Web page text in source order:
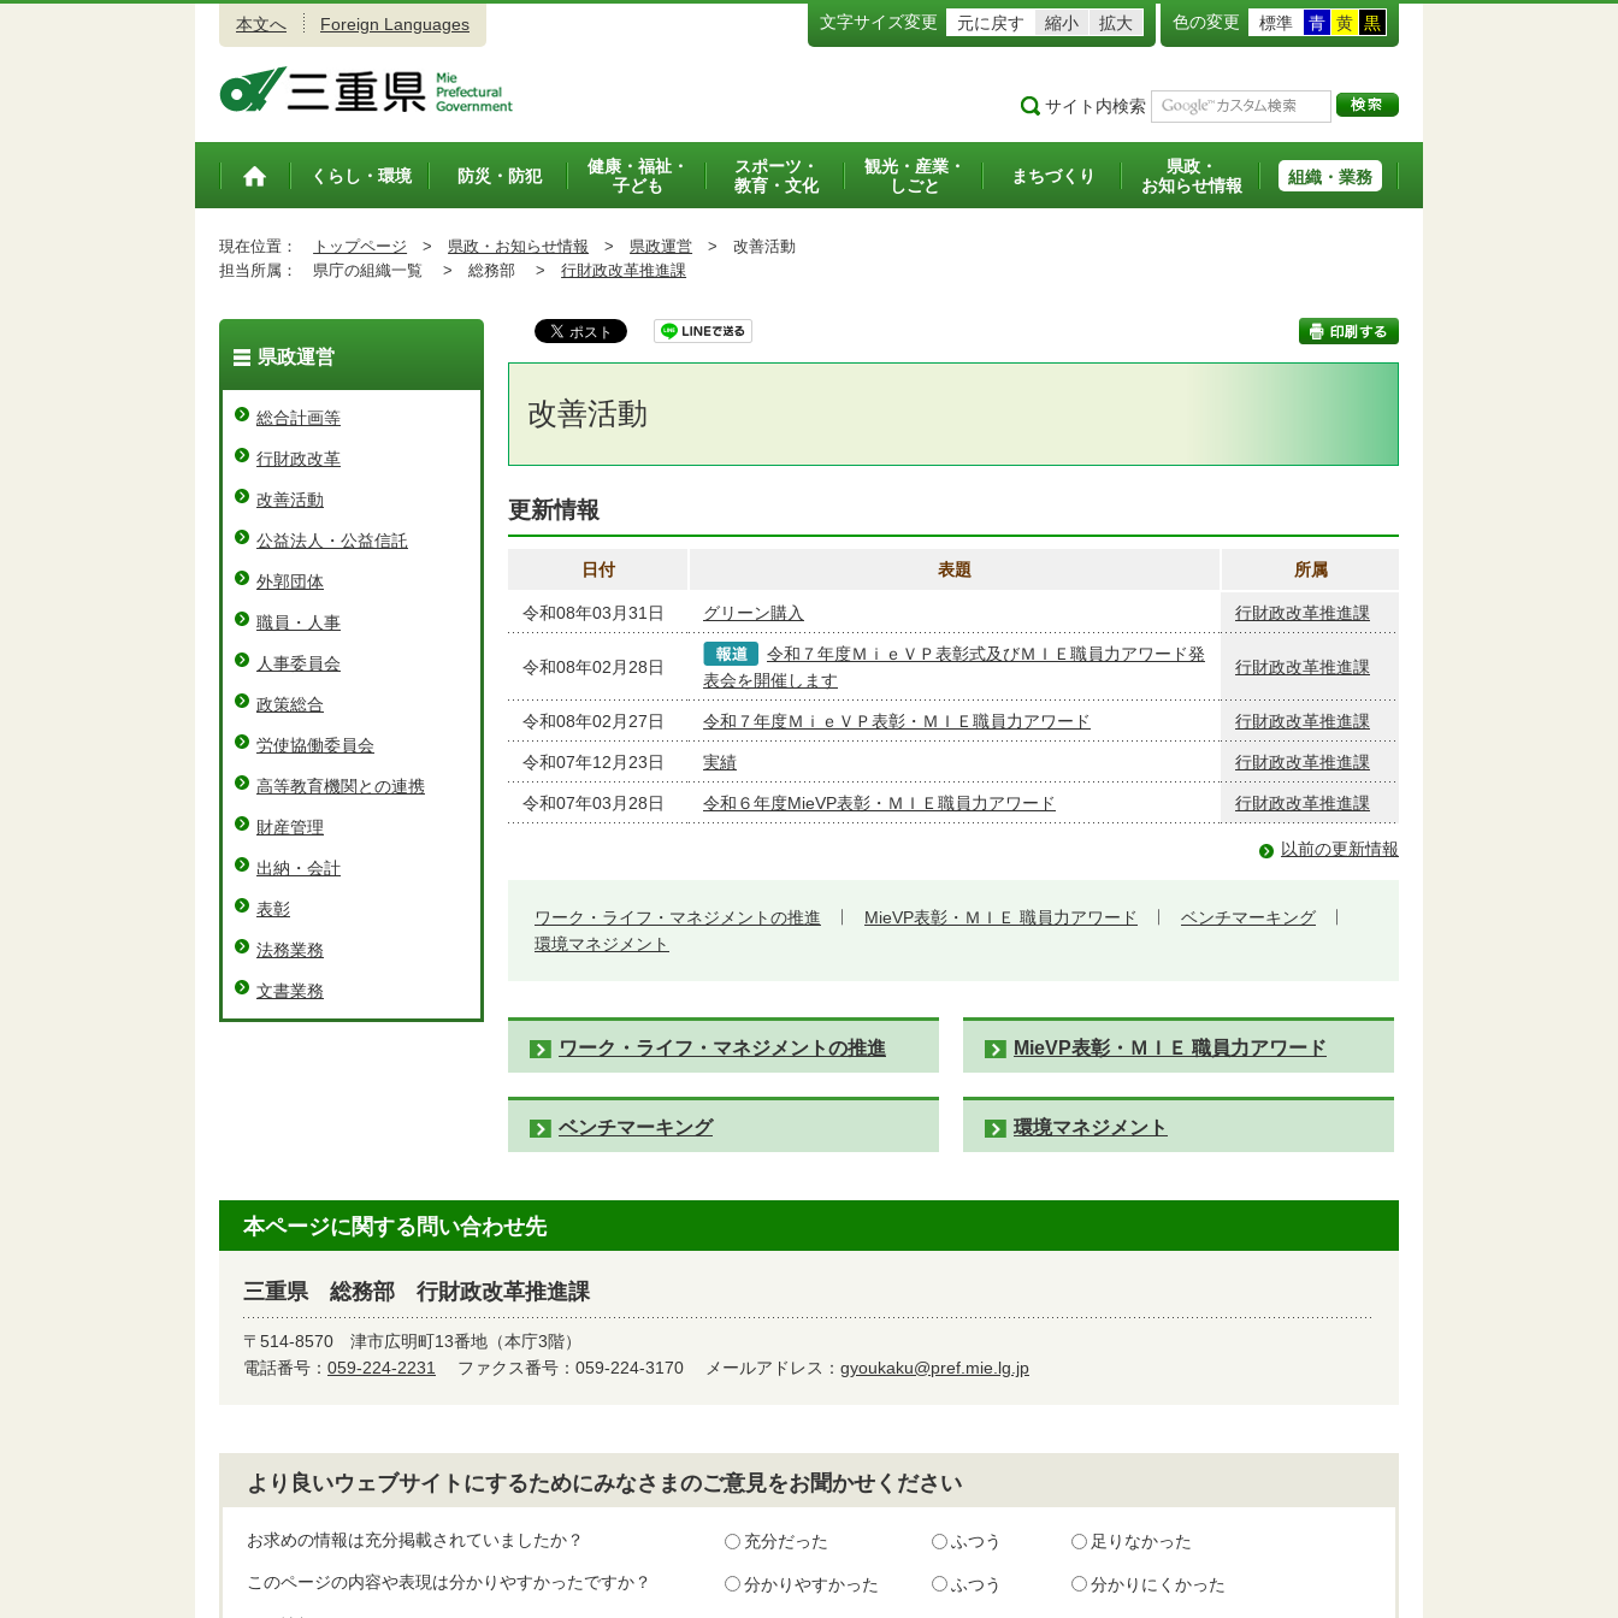
本文へ Foreign Languages 文字サイズ変更 元に戻す 縮小 拡大 色の変更 標準 青 黄 黒
サイト内検索
トップペ
くらし・環境 防災・防犯
健康・福祉・
子ども
スポーツ・
教育・文化
観光・産業・
しごと
まちづくり
県政・
お知らせ情報
組織・業務
現在位置： トップページ > 県政・お知らせ情報 > 県政運営 > 改善活動
担当所属：
県庁の組織一覧 > 総務部 > 行財政改革推進課
改善活動
更新情報
日付 表題 所属
令和08年03月31日 グリーン購入 行財政改革推進課
令和08年02月28日
令和７年度ＭｉｅＶＰ表彰式及びＭＩＥ職員力アワード発
表会を開催します
行財政改革推進課
令和08年02月27日 令和７年度ＭｉｅＶＰ表彰・ＭＩＥ職員力アワード 行財政改革推進課
令和07年12月23日 実績 行財政改革推進課
令和07年03月28日 令和６年度MieVP表彰・ＭＩＥ職員力アワード 行財政改革推進課
以前の更新情報
ワーク・ライフ・マネジメントの推進 MieVP表彰・ＭＩＥ 職員力アワード
ベンチマーキング
環境マネジメント
ワーク・ライフ・マネジメントの推進 MieVP表彰・ＭＩＥ 職員力アワード
ベンチマーキング 環境マネジメント
県政運営
総合計画等
行財政改革
改善活動
公益法人・公益信託
外郭団体
職員・人事
人事委員会
政策総合
労使協働委員会
高等教育機関との連携
財産管理
出納・会計
表彰
法務業務
文書業務
本ページに関する問い合わせ先
三重県 総務部 行財政改革推進課
〒514-8570 津市広明町13番地（本庁3階）
電話番号： 059-224-2231 ファクス番号：059-224-3170 メールアドレス： gyoukaku@pref.mie.lg.jp
より良いウェブサイトにするためにみなさまのご意見をお聞かせください
お求めの情報は充分掲載されていましたか？ 充分だった ふつう 足りなかった
このページの内容や表現は分かりやすかったですか？ 分かりやすかった ふつう 分かりにくかった